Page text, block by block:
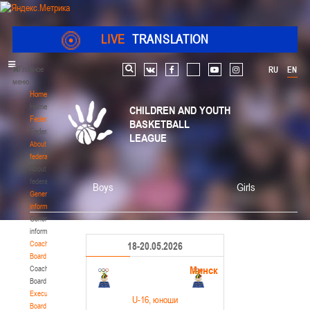
LIVE TRANSLATION
Главное
меню
Home
Home
Federation
Federation
About
federation
About
federation
General
information
General
information
Coaching
Board
Coaching
Board
Executive
Board
RU EN
Search vk facebook youtube instagram
CHILDREN AND YOUTH
BASKETBALL
LEAGUE
Boys Girls
18-20.05.2026
Минск
U-16 , юноши